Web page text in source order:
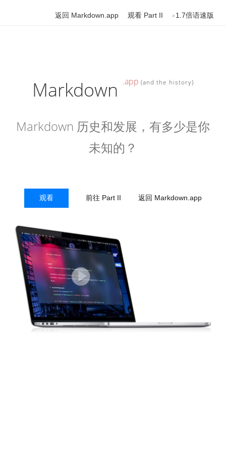
返回 Markdown.app 观看 Part II 1.7倍语速版
Markdown .app (and the history)
Markdown 历史和发展，有多少是你
未知的？
观看 前往 Part II 返回 Markdown.app